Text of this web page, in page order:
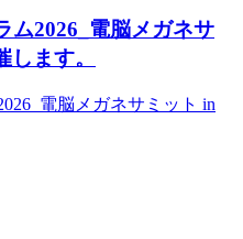
ム2026_電脳メガネサ
します。
電脳メガネサミット in